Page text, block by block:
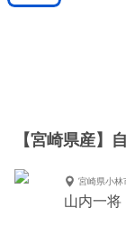
【宮崎県産】
宮崎県小林
山内一将